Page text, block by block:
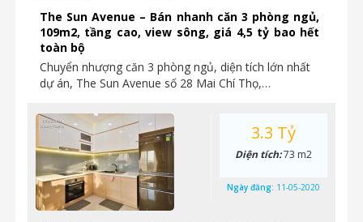
The Sun Avenue – Bán nhanh căn 3 phòng ngủ,
109m2, tầng cao, view sông, giá 4,5 tỷ bao hết
toàn bộ
Chuyển nhượng căn 3 phòng ngủ, diện tích lớn nhất
dự án, The Sun Avenue số 28 Mai Chí Thọ,…
3.3 Tỷ
Diện tích:73 m2
Ngày đăng: 11-05-2020